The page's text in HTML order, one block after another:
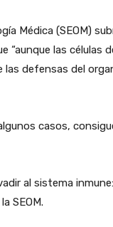
Médica (SEOM)
“aunque las células
defensas del
casos,
al sistema
SEOM.